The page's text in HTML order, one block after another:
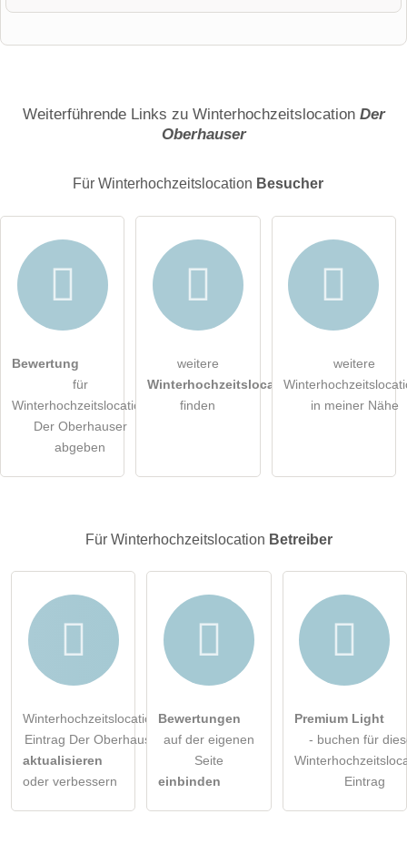
E-Mail-Adresse (wird nicht veröffentlicht)
Die Datenschutzerklärung habe ich zur Kenntnis genommen.
öffentliche Frage stellen
Hinweis:Bitte beachten Sie, öffentliche Fragen sindfür alle
Winterhochzeitslocation-Eintrag zu stellen .
Weiterführende Links zu Winterhochzeitslocation Der
Oberhauser
Für Winterhochzeitslocation Besucher
Bewertung
für
Winterhochzeitslocation
Der Oberhauser
abgeben
weitere
Winterhochzeitslocations
finden
weitere
in meiner Nähe
Für Winterhochzeitslocation Betreiber
Winterhochzeitslocation-
Eintrag Der Oberhauser
aktualisieren
oder verbessern
Bewertungen
auf der eigenen
Seite
einbinden
Premium Light
- buchen für
Eintrag